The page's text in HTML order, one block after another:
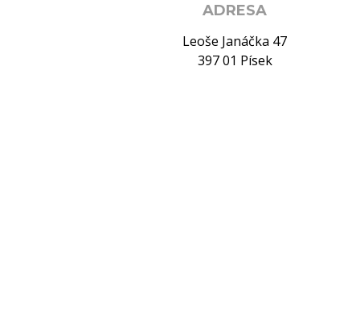
ADRESA
Leoše Janáčka 47
397 01 Písek